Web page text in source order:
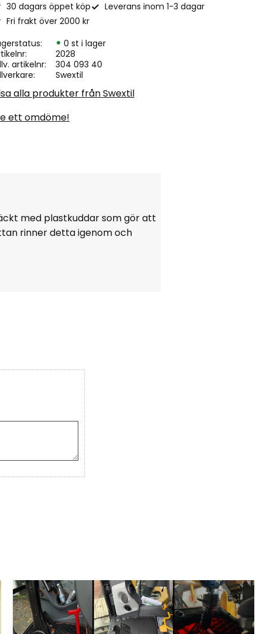
30 dagars öppet köp
Leverans inom 1-3 dagar
Fri frakt över 2000 kr
0 st i lager
2028
artikelnr
304 093 40
Swextil
alla produkter från Swextil
ett omdöme!
med plastkuddar som gör att
rinner detta igenom och